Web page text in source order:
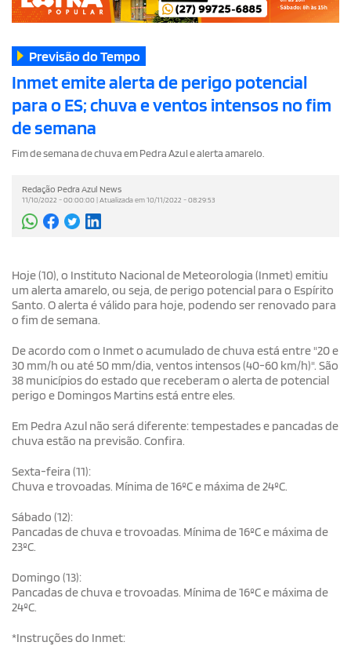
Previsão do Tempo
Inmet emite alerta de perigo potencial
para o ES; chuva e ventos intensos no fim
de semana
Fim de semana de chuva em Pedra Azul e alerta amarelo.
Redação Pedra Azul News
11/10/2022 - 00:00:00 | Atualizada em 10/11/2022 - 08:29:53
Hoje (10), o Instituto Nacional de Meteorologia (Inmet) emitiu
um alerta amarelo, ou seja, de perigo potencial para o Espírito
Santo. O alerta é válido para hoje, podendo ser renovado para
o fim de semana.
De acordo com o Inmet o acumulado de chuva está entre "20 e
30 mm/h ou até 50 mm/dia, ventos intensos (40-60 km/h)". São
38 municípios do estado que receberam o alerta de potencial
perigo e Domingos Martins está entre eles.
Em Pedra Azul não será diferente: tempestades e pancadas de
chuva estão na previsão. Confira.
Sexta-feira (11):
Chuva e trovoadas. Mínima de 16ºC e máxima de 24ºC.
Sábado (12):
Pancadas de chuva e trovoadas. Mínima de 16ºC e máxima de
23ºC.
Domingo (13):
Pancadas de chuva e trovoadas. Mínima de 16ºC e máxima de
24ºC.
*Instruções do Inmet: